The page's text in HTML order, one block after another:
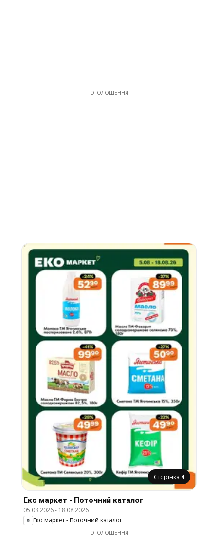
ОГОЛОШЕННЯ
Сторінка 4
Еко маркет - Поточний каталог
05.08.2026- 18.08.2026
Еко маркет - Поточний каталог
ОГОЛОШЕННЯ